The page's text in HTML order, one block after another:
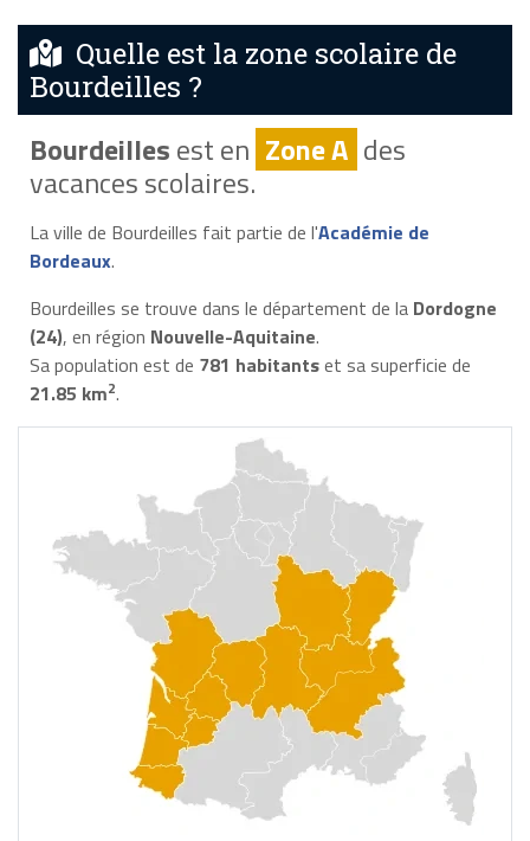
Quelle est la zone scolaire de
Bourdeilles ?
Bourdeillesest en Zone A des
vacances scolaires.
La ville de Bourdeilles fait partie de l'Académie de
Bordeaux.
Bourdeilles se trouve dans le département de la Dordogne
(24), en région Nouvelle-Aquitaine.
Sa population est de 781 habitantset sa superficie de
21.85 km2.